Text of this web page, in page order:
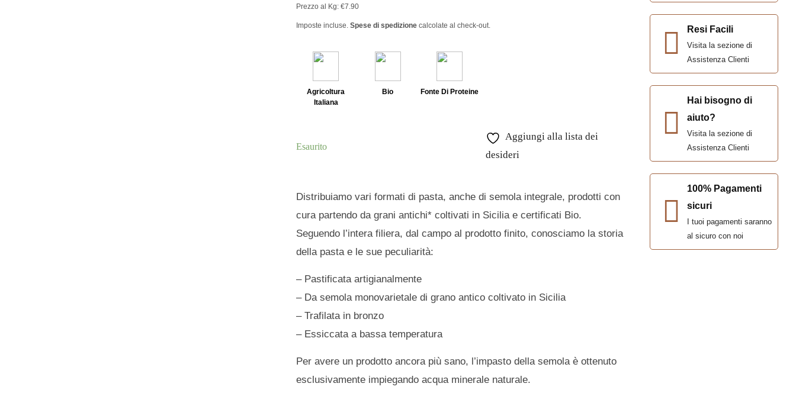
Cereali In Fiocchi e Soffiati
Frutta e Niente Più!
Frutta Sciroppata
DOLCIFICANTI
TE, TISANE E ORZO PRODOTTI D'AUTORE BOX
Prezzo al Kg: €7.90
Imposte incluse.Spese di spedizione calcolate al check-out.
Agricoltura
Italiana
Bio Fonte Di Proteine
Esaurito
Aggiungi alla lista dei
desideri
Distribuiamo vari formati di pasta, anche di semola integrale, prodotti con
cura partendo da grani antichi* coltivati in Sicilia e certificati Bio.
Seguendo l’intera filiera, dal campo al prodotto finito, conosciamo la storia
della pasta e le sue peculiarità:
– Pastificata artigianalmente
– Da semola monovarietale di grano antico coltivato in Sicilia
– Trafilata in bronzo
– Essiccata a bassa temperatura
Per avere un prodotto ancora più sano, l’impasto della semola è ottenuto
esclusivamente impiegando acqua minerale naturale.
Resi Facili
Visita la sezione di
Assistenza Clienti
Hai bisogno di
aiuto?
Visita la sezione di
Assistenza Clienti
100% Pagamenti
sicuri
I tuoi pagamenti saranno
al sicuro con noi